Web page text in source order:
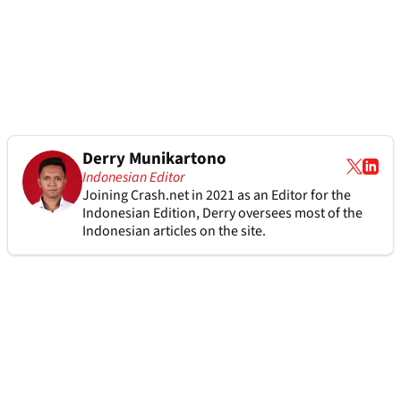
Derry Munikartono
Indonesian Editor
Joining Crash.net in 2021 as an Editor for the
Indonesian Edition, Derry oversees most of the
Indonesian articles on the site.